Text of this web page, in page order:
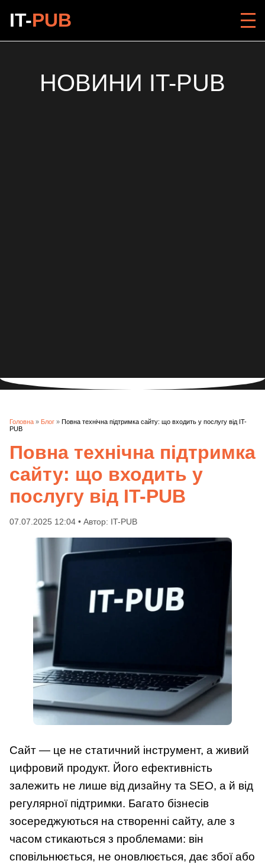
IT-PUB
НОВИНИ IT-PUB
Головна » Блог » Повна технічна підтримка сайту: що входить у послугу від IT-
PUB
Повна технічна підтримка
сайту: що входить у
послугу від IT-PUB
07.07.2025 12:04 • Автор: IT-PUB
Сайт — це не статичний інструмент, а живий
цифровий продукт. Його ефективність
залежить не лише від дизайну та SEO, а й від
регулярної підтримки. Багато бізнесів
зосереджуються на створенні сайту, але з
часом стикаються з проблемами: він
сповільнюється, не оновлюється, дає збої або